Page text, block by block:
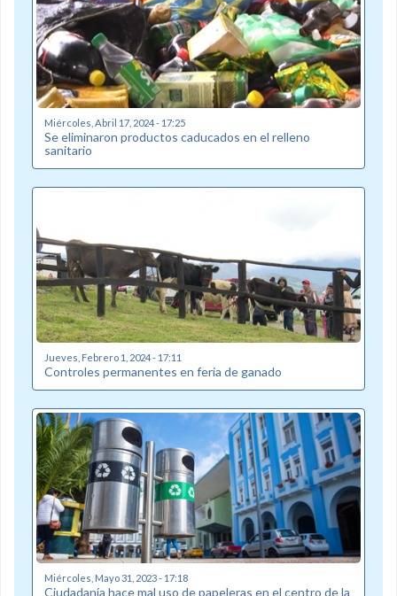
Miércoles, Abril 17, 2024 - 17:25
Se eliminaron productos caducados en el relleno
sanitario
Jueves, Febrero 1, 2024 - 17:11
Controles permanentes en feria de ganado
Miércoles, Mayo 31, 2023 - 17:18
Ciudadanía hace mal uso de papeleras en el centro de la